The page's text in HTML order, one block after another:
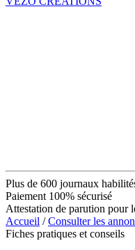
Plus de 600 journaux
Paiement 100% sécurisé
Attestation de parution pour
Accueil /Consulter les
Fiches pratiques et conseils